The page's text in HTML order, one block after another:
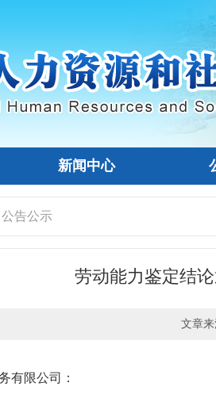
新闻中心
公告公示
劳动能力鉴定结
文章
有限公司：